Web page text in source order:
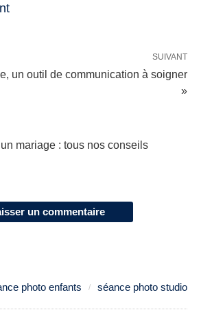
SUIVANT
un outil de communication à soigner
»
mariage : tous nos conseils
un commentaire
photo enfants séance photo studio